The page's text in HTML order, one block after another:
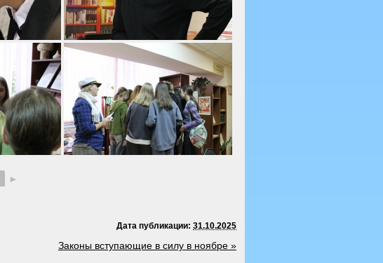
►
Дата публикации: 31.10.2025
Законы вступающие в силу в ноябре »